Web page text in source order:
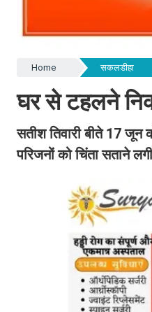
Home सकलडीहा
घर से टहलने
सतीश तिवारी बीते 17
परिजनों को चिंता सताने